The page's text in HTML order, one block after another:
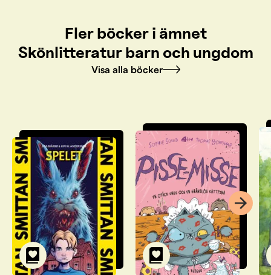
Fler böcker i ämnet
Skönlitteratur barn och ungdom
Visa alla böcker